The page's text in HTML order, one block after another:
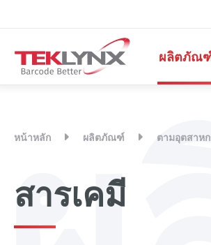
ผลิตภัณ
หน้าหลัก ผลิตภัณฑ์ ตามอุตสาห
สารเคมี